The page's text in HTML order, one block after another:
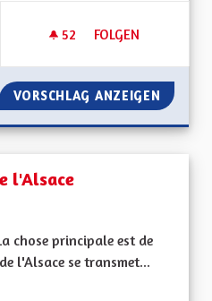
52 52 FOLLOWER
FOLGEN
POUR UNE
VORSCHLAG ANZEIGEN POUR
l'Alsace
chose principale est de
l'Alsace se transmet...